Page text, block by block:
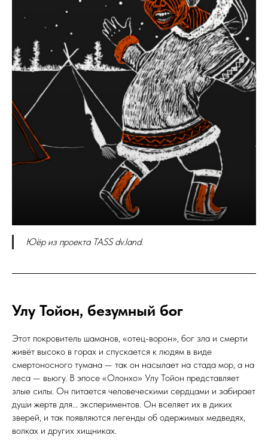
Юёр из проекта TASS dv.land.
Улу Тойон, безумный бог
Этот покровитель шаманов, «отец-ворон», бог зла и смерти
живёт высоко в горах и спускается к людям в виде
смертоносного тумана — так он насылает на стада мор, а на
леса — вьюгу. В эпосе «Олонхо» Улу Тойон представляет
злые силы. Он питается человеческими сердцами и забирает
души жертв для... экспериментов. Он вселяет их в диких
зверей, и так появляются легенды об одержимых медведях,
волках и других хищниках.